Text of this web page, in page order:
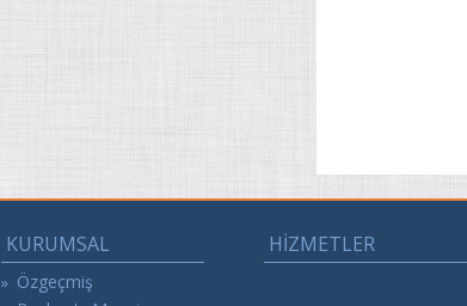
KURUMSAL
» Özgeçmiş
HİZMETLER